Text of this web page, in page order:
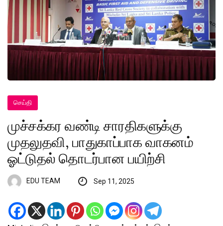
செய்தி
முச்சக்கர வண்டி சாரதிகளுக்கு
முதலுதவி, பாதுகாப்பாக வாகனம்
ஓட்டுதல் தொடர்பான பயிற்சி
EDU TEAM Sep 11, 2025